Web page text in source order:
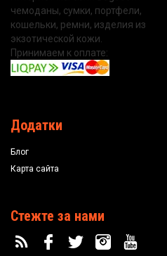
чемоданы, сумки, портфели,
кошельки, ремни, изделия из
экзотической кожи.
Принимаем к оплате:
Додатки
Блог
Карта сайта
Стежте за нами